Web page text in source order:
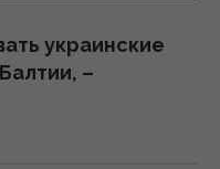
украинские
–